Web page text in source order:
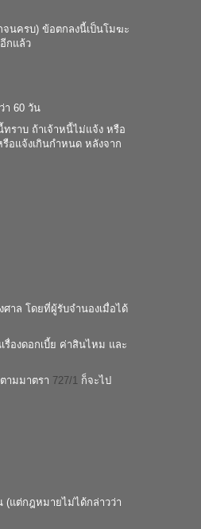
นครบ) ข้อตกลงนี้เป็นโมฆะ
กแล้ว
า 60 วัน
ราบ ถ้าเจ้าหนี้ไม่แจ้ง หรือ
อแจ้งเกินกำหนด หลังจาก
าล โดยที่ผู้รับจำนองเมื่อได้
รื่องดอกเบี้ย ค่าสินไหม และ
ามมาตรา 727/1 ก็จะไป
(แต่กฎหมายไม่ได้กล่าวว่า